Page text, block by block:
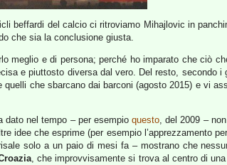
beffardi del calcio ci ritroviamo Mihajlovic in
che sia la conclusione giusta.
meglio e di persona; perché ho imparato che ciò
e piuttosto diversa dal vero. Del resto, secondo
che sbarcano dai barconi (agosto 2015) e vi
dato nel tempo – per esempio questo, del 2009 –
idee che esprime (per esempio l’apprezzamento per
solo a un paio di mesi fa – mostrano che
, che improvvisamente si trova al centro di